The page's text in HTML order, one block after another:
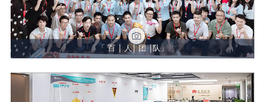
「 百 | 人| 团 |队」